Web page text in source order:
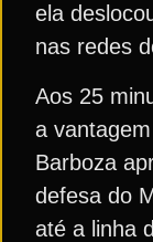
ela
nas redes
Aos 25
a
Barboza
defesa do
até a linha